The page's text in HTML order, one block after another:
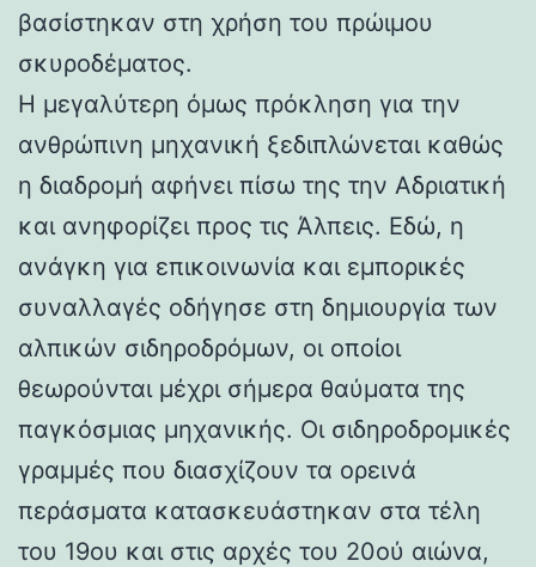
βασίστηκαν στη χρήση του πρώιμου
σκυροδέματος.
Η μεγαλύτερη όμως πρόκληση για την
ανθρώπινη μηχανική ξεδιπλώνεται καθώς
η διαδρομή αφήνει πίσω της την Αδριατική
και ανηφορίζει προς τις Άλπεις. Εδώ, η
ανάγκη για επικοινωνία και εμπορικές
συναλλαγές οδήγησε στη δημιουργία των
αλπικών σιδηροδρόμων, οι οποίοι
θεωρούνται μέχρι σήμερα θαύματα της
παγκόσμιας μηχανικής. Οι σιδηροδρομικές
γραμμές που διασχίζουν τα ορεινά
περάσματα κατασκευάστηκαν στα τέλη
του 19ου και στις αρχές του 20ού αιώνα,